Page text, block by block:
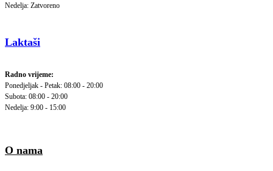
Nedelja: Zatvoreno
Laktaši
Radno vrijeme:
Ponedjeljak - Petak: 08:00 - 20:00
Subota: 08:00 - 20:00
Nedelja: 9:00 - 15:00
O nama